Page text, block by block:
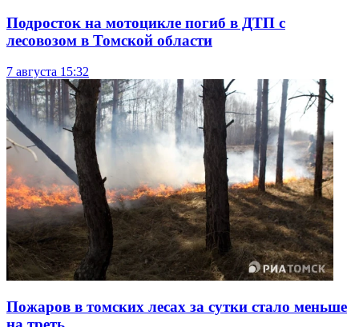
Подросток на мотоцикле погиб в ДТП с
лесовозом в Томской области
7 августа 15:32
Пожаров в томских лесах за сутки стало меньше